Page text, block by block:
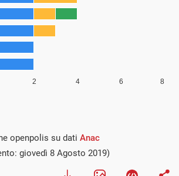
openpolis su dati Anac
giovedì 8 Agosto 2019)